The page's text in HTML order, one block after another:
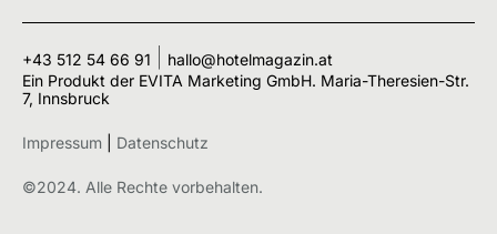
©2024. Alle Rechte vorbehalten.
+43 512 54 66 91
hallo@hotelmagazin.at
Ein Produkt der EVITA Marketing GmbH. Maria-Theresien-Str.
7, Innsbruck
Impressum Datenschutz